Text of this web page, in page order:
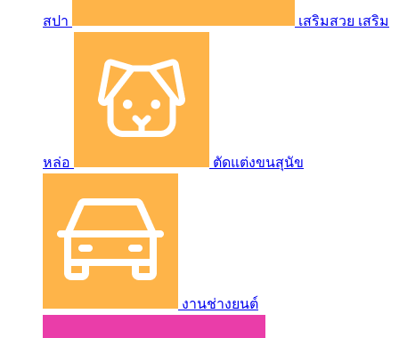
สปา เสริมสวย เสริม
หล่อ ตัดแต่งขนสุนัข
งานช่างยนต์